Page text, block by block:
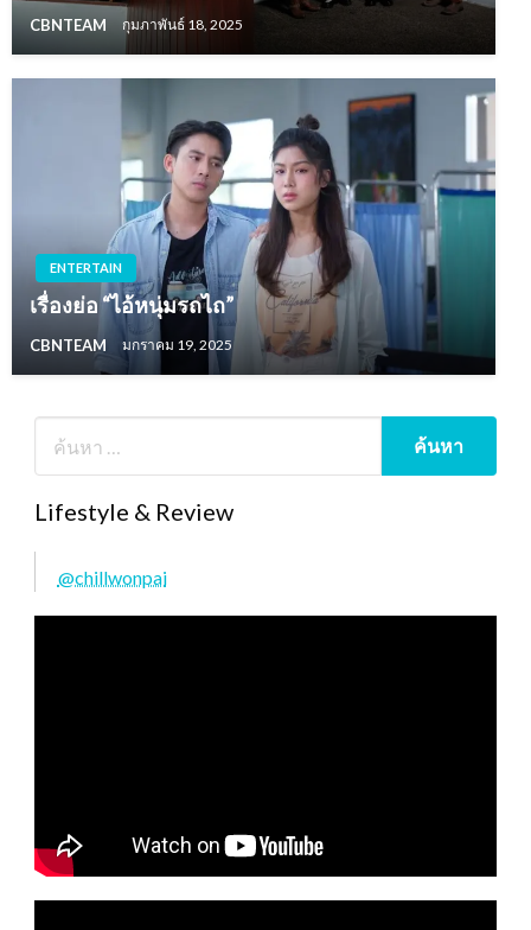
CBNTEAM กุมภาพันธ์ 18, 2025
ENTERTAIN
เรื่องย่อ “ไอ้หนุ่มรถไถ”
CBNTEAM มกราคม 19, 2025
Lifestyle & Review
@chillwonpai